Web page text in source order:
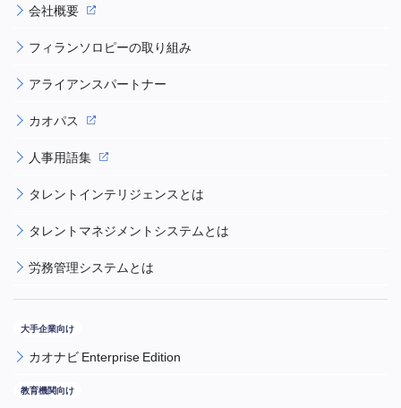
会社概要
フィランソロピーの取り組み
アライアンスパートナー
カオパス
人事用語集
タレントインテリジェンスとは
タレントマネジメントシステムとは
労務管理システムとは
カオナビ Enterprise Edition